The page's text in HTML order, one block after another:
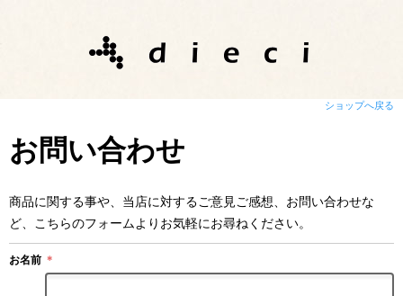
ショップへ戻る
お問い合わせ
商品に関する事や、当店に対するご意見ご感想、お問い合わせな
ど、こちらのフォームよりお気軽にお尋ねください。
お名前 ＊